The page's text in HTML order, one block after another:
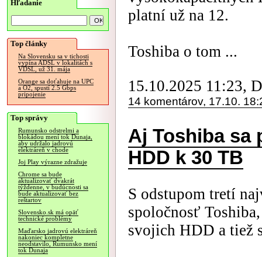
Hľadanie
Top články
Na Slovensku sa v tichosti
vypína ADSL v lokalitách s
VDSL, už 31. mája
Orange sa doťahuje na UPC
a O2, spustí 2.5 Gbps
pripojenie
Top správy
Rumunsko odstrelmi a
blokádou mení tok Dunaja,
aby udržalo jadrovú
elektráreň v chode
Joj Play výrazne zdražuje
Chrome sa bude
aktualizovať dvakrát
týždenne, v budúcnosti sa
bude aktualizovať bez
reštartov
Slovensko.sk má opäť
technické problémy
Maďarsko jadrovú elektráreň
nakoniec kompletne
neodstavilo, Rumunsko mení
tok Dunaja
platní už na 12.
Toshiba o tom ...
15.10.2025 11:23,
14 komentárov, 17.10.
Aj Toshiba sa
HDD k 30 TB
S odstupom tretí
spoločnosť
svojich HDD a tiež